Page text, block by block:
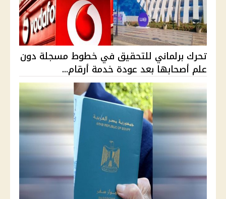
تحرك برلماني للتحقيق في خطوط مسجلة دون
علم أصحابها بعد عودة خدمة أرقام...